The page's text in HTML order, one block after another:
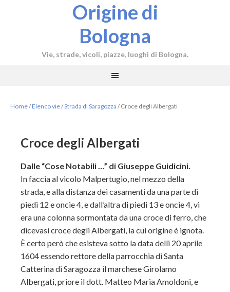
Origine di
Bologna
Vie, strade, vicoli, piazze, luoghi di Bologna.
Home/Elenco vie/Strada di Saragozza /Croce degli Albergati
Croce degli Albergati
Dalle “Cose Notabili …” di Giuseppe Guidicini.
In faccia al vicolo Malpertugio, nel mezzo della
strada, e alla distanza dei casamenti da una parte di
piedi 12 e oncie 4, e dall’altra di piedi 13 e oncie 4, vi
era una colonna sormontata da una croce di ferro, che
dicevasi croce degli Albergati, la cui origine è ignota.
È certo però che esisteva sotto la data delli 20 aprile
1604 essendo rettore della parrocchia di Santa
Catterina di Saragozza il marchese Girolamo
Albergati, priore il dott. Matteo Maria Amoldoni, e